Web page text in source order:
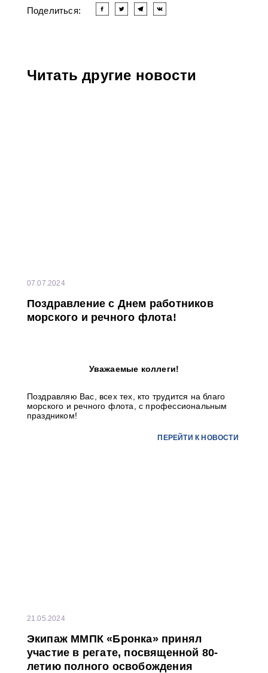
Поделиться:
Читать другие новости
07.07.2024
Поздравление с Днем работников
морского и речного флота!
Уважаемые коллеги!
Поздравляю Вас, всех тех, кто трудится на благо
морского и речного флота, с профессиональным
праздником!
ПЕРЕЙТИ К НОВОСТИ
21.05.2024
Экипаж ММПК «Бронка» принял
участие в регате, посвященной 80-
летию полного освобождения